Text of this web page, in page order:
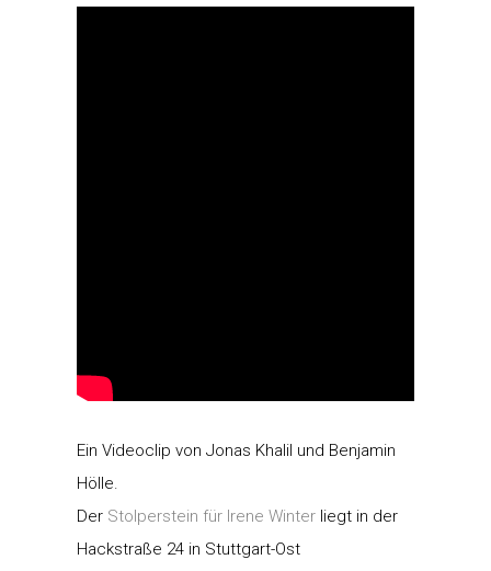
Ein Videoclip von Jonas Khalil und Benjamin
Hölle.
Der Stolperstein für Irene Winter liegt in der
Hackstraße 24 in Stuttgart-Ost